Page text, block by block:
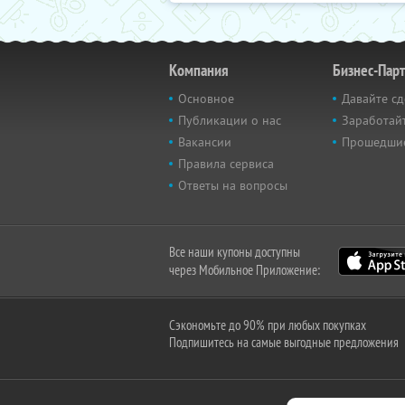
Компания
Основное
Публикации о нас
Вакансии
Правила сервиса
Ответы на вопросы
Бизнес-
Давайте
Все наши купоны доступны
через Мобильное Приложение:
Сэкономьте до 90% при любых покупках
Подпишитесь на самые выгодные предложения